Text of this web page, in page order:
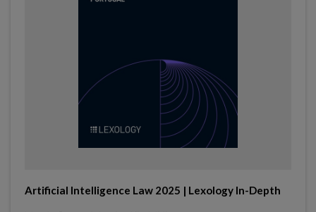
Artificial Intelligence Law 2025 | Lexology In-Depth